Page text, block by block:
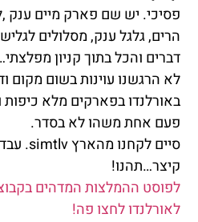
פסיכי. יש שם פארק מיים ענק
הרים, גלגל ענק, מסלולים
דברים והכל בתוך קניון
לא הרגשנו עוינות בשום מקום
באורלנדו בפארקים מלא כיפות
פעם אחת משהו לא בסדר.
סיים לקחנו מהארץ simtlv. עבד מעולה.
קיצר…תהנו!
לפוסט ההמלצות המדהים
לאורלנדו לחצו פה!